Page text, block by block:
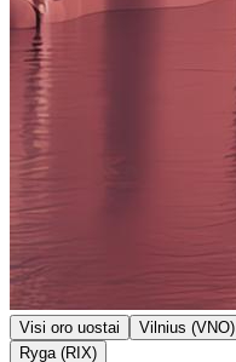
Visi oro uostai Vilnius (VNO)
Ryga (RIX)